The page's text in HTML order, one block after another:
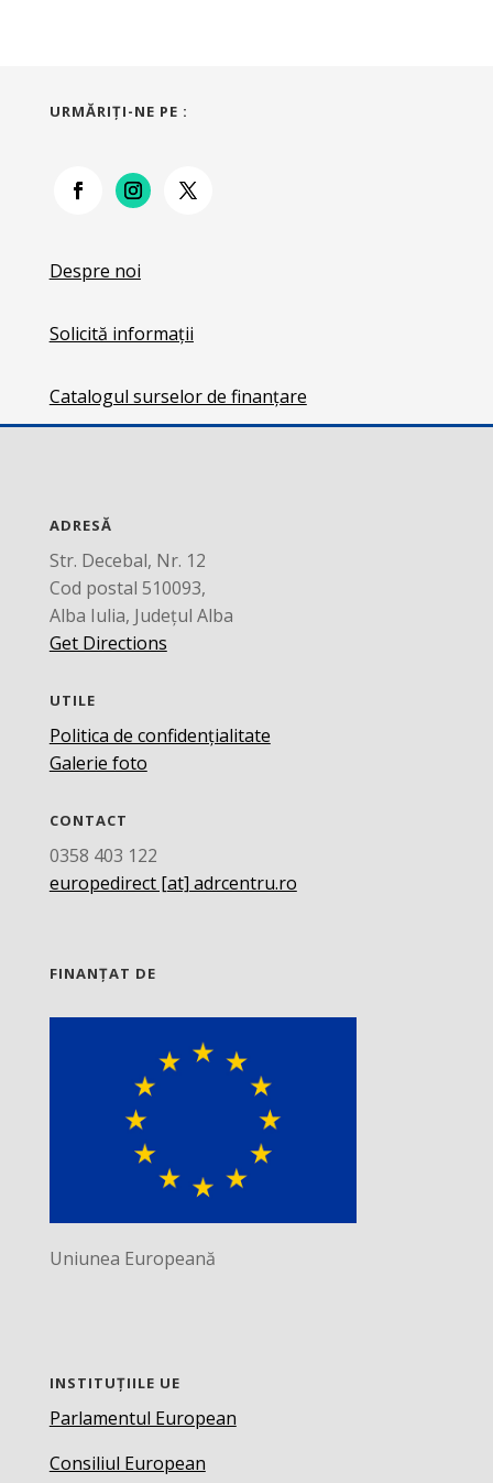
URMĂRIŢI-NE PE :
Despre noi
Solicită informații
Catalogul surselor de finanțare
ADRESĂ
Str. Decebal, Nr. 12
Cod postal 510093,
Alba Iulia, Județul Alba
Get Directions
UTILE
Politica de confidențialitate
Galerie foto
CONTACT
0358 403 122
europedirect [at] adrcentru.ro
FINANȚAT DE
Uniunea Europeană
INSTITUȚIILE UE
Parlamentul European
Consiliul European